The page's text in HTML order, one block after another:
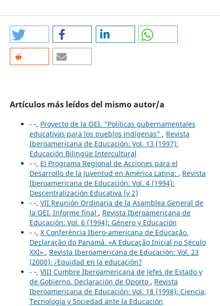
Artículos más leídos del mismo autor/a
- -, Proyecto de la OEI. "Políticas gubernamentales
educativas para los pueblos indígenas" , Revista
Iberoamericana de Educación: Vol. 13 (1997):
Educación Bilingüe Intercultural
- -, El Programa Regional de Acciones para el
Desarrollo de la Juventud en América Latina: , Revista
Iberoamericana de Educación: Vol. 4 (1994):
Descentralización Educativa (y 2)
- -, VII Reunión Ordinaria de la Asamblea General de
la OEI. Informe final , Revista Iberoamericana de
Educación: Vol. 6 (1994): Género y Educación
- -, X Conferência Ibero-americana de Educação.
Declaração do Panamá. «A Educação Inicial no Século
XXI» , Revista Iberoamericana de Educación: Vol. 23
(2000): ¿Equidad en la educación?
- -, VIII Cumbre Iberoamericana de Jefes de Estado y
de Gobierno. Declaración de Oporto , Revista
Iberoamericana de Educación: Vol. 18 (1998): Ciencia,
Tecnología y Sociedad ante la Educación